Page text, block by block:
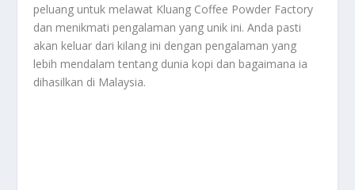
peluang untuk melawat Kluang Coffee Powder Factory
dan menikmati pengalaman yang unik ini. Anda pasti
akan keluar dari kilang ini dengan pengalaman yang
lebih mendalam tentang dunia kopi dan bagaimana ia
dihasilkan di Malaysia.